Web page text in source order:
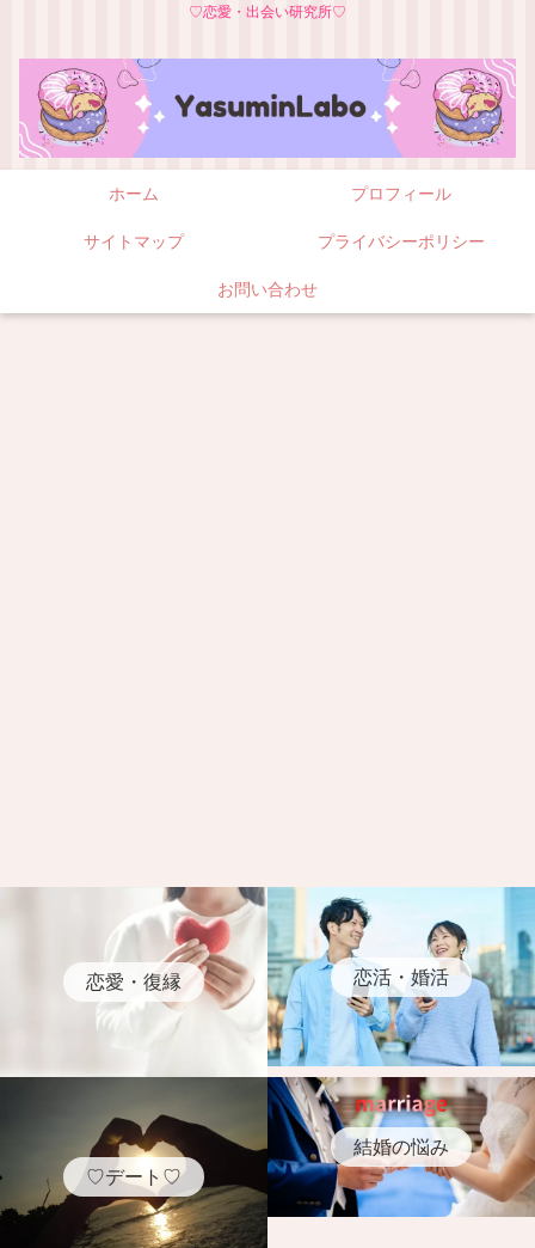
♡恋愛・出会い研究所♡
ホーム プロフィール
サイトマップ プライバシーポリシー
お問い合わせ
恋愛・復縁 恋活・婚活
♡デート♡
結婚の悩み